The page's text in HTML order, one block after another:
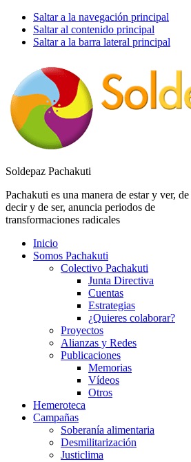
Saltar a la navegación principal
Saltar al contenido principal
Saltar a la barra lateral principal
Soldepaz Pachakuti
Pachakuti es una manera de estar y ver, de
decir y de ser, anuncia periodos de
transformaciones radicales
Inicio
Somos Pachakuti
Colectivo Pachakuti
Junta Directiva
Cuentas
Estrategias
¿Quieres colaborar?
Proyectos
Alianzas y Redes
Publicaciones
Memorias
Vídeos
Otros
Hemeroteca
Campañas
Soberanía alimentaria
Desmilitarización
Justiclima